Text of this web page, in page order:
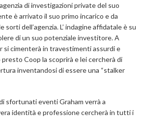
di investigazioni private del suo
è arrivato il suo primo incarico e da
dell’agenzia. L’ indagine affidatale è su
di un suo potenziale investitore. A
si cimenterà in travestimenti assurdi e
Coop la scoprirà e lei cercherà di
inventandosi di essere una “stalker
sfortunati eventi Graham verrà a
identità e professione cercherà in tutti i